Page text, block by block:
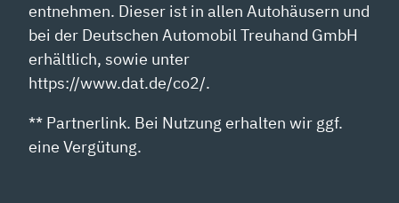
entnehmen. Dieser ist in allen Autohäusern und
bei der Deutschen Automobil Treuhand GmbH
erhältlich, sowie unter
https://www.dat.de/co2/.
** Partnerlink. Bei Nutzung erhalten wir ggf.
eine Vergütung.